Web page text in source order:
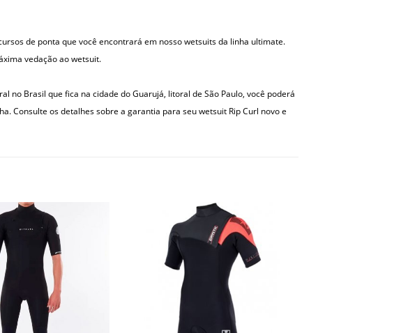
de ponta que você encontrará em nosso wetsuits da linha ultimate.
vedação ao wetsuit.
no Brasil que fica na cidade do Guarujá, litoral de São Paulo, você poderá
Consulte os detalhes sobre a garantia para seu wetsuit Rip Curl novo e